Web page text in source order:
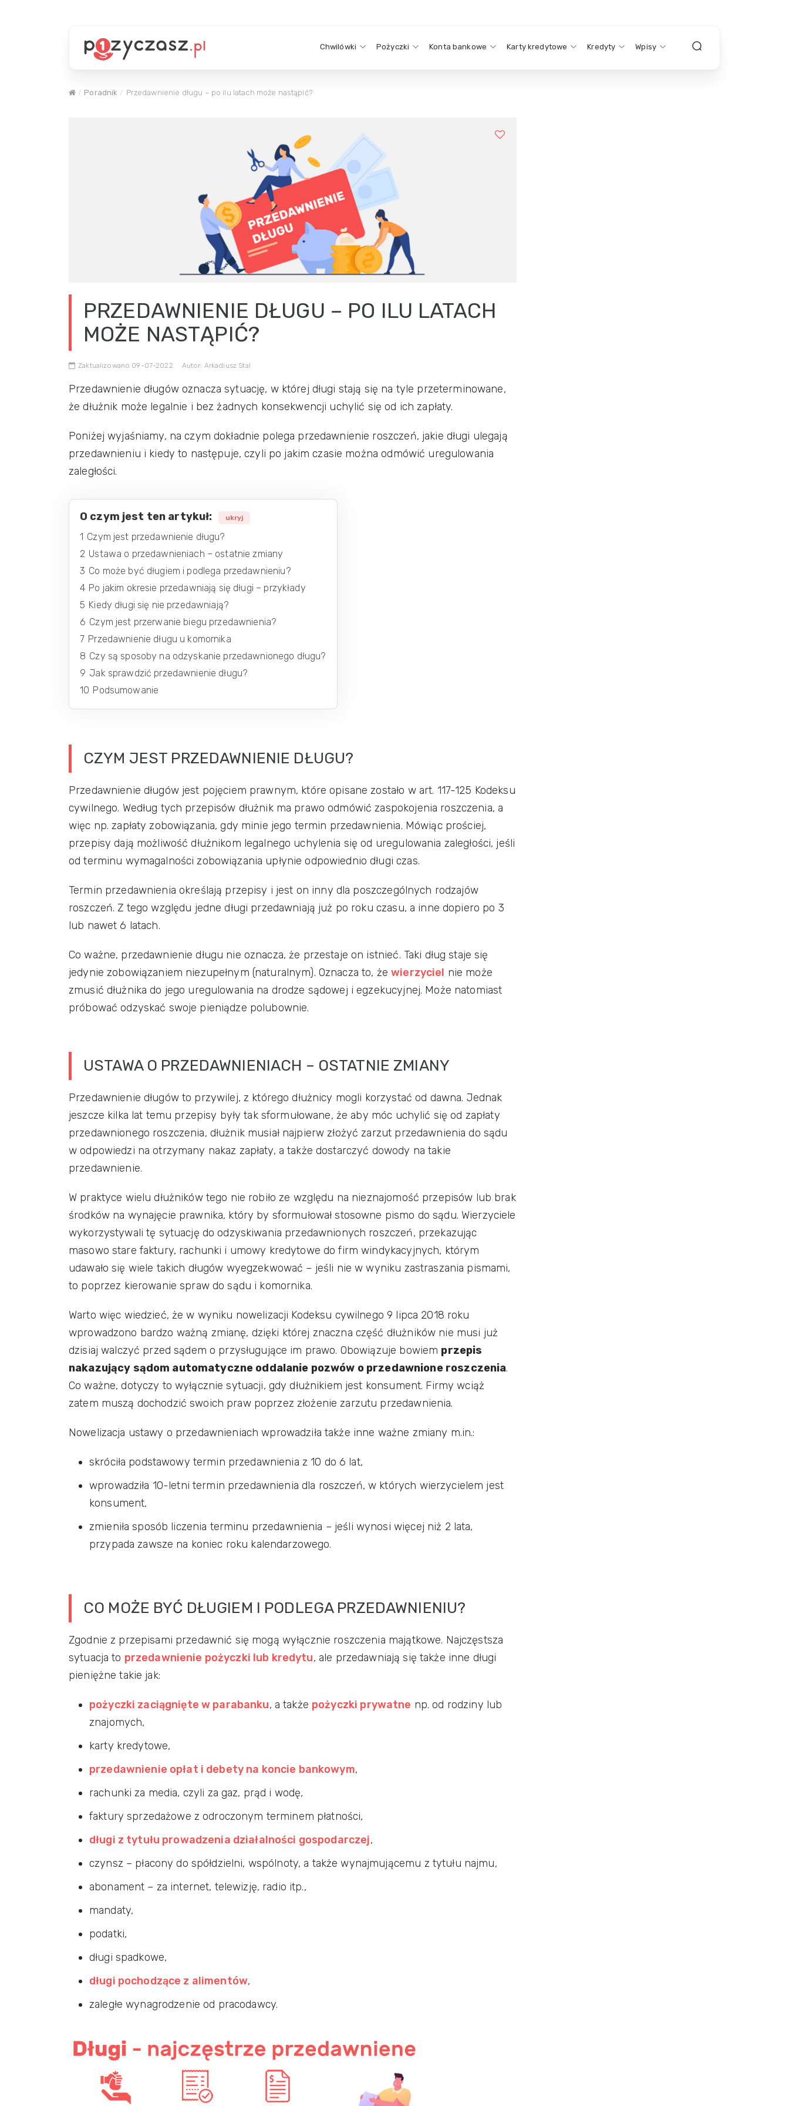
Chwilówki Pożyczki Konta bankowe Karty kredytowe Kredyty Wpisy
Poradnik Przedawnienie długu – po ilu latach może nastąpić?
PRZEDAWNIENIE DŁUGU – PO ILU LATACH
MOŻE NASTĄPIĆ?
Zaktualizowano 09-07-2022 Autor: Arkadiusz Stal
Przedawnienie długów oznacza sytuację, w której długi stają się na tyle przeterminowane,
że dłużnik może legalnie i bez żadnych konsekwencji uchylić się od ich zapłaty.
Poniżej wyjaśniamy, na czym dokładnie polega przedawnienie roszczeń, jakie długi ulegają
przedawnieniu i kiedy to następuje, czyli po jakim czasie można odmówić uregulowania
zaległości.
O czym jest ten artykuł: ukryj
1 Czym jest przedawnienie długu?
2 Ustawa o przedawnieniach – ostatnie zmiany
3 Co może być długiem i podlega przedawnieniu?
4 Po jakim okresie przedawniają się długi – przykłady
5 Kiedy długi się nie przedawniają?
6 Czym jest przerwanie biegu przedawnienia?
7 Przedawnienie długu u komornika
8 Czy są sposoby na odzyskanie przedawnionego długu?
9 Jak sprawdzić przedawnienie długu?
10 Podsumowanie
CZYM JEST PRZEDAWNIENIE DŁUGU?
Przedawnienie długów jest pojęciem prawnym, które opisane zostało w art. 117-125 Kodeksu
cywilnego. Według tych przepisów dłużnik ma prawo odmówić zaspokojenia roszczenia, a
więc np. zapłaty zobowiązania, gdy minie jego termin przedawnienia. Mówiąc prościej,
przepisy dają możliwość dłużnikom legalnego uchylenia się od uregulowania zaległości, jeśli
od terminu wymagalności zobowiązania upłynie odpowiednio długi czas.
Termin przedawnienia określają przepisy i jest on inny dla poszczególnych rodzajów
roszczeń. Z tego względu jedne długi przedawniają już po roku czasu, a inne dopiero po 3
lub nawet 6 latach.
Co ważne, przedawnienie długu nie oznacza, że przestaje on istnieć. Taki dług staje się
jedynie zobowiązaniem niezupełnym (naturalnym). Oznacza to, żewierzyciel nie może
zmusić dłużnika do jego uregulowania na drodze sądowej i egzekucyjnej. Może natomiast
próbować odzyskać swoje pieniądze polubownie.
USTAWA O PRZEDAWNIENIACH – OSTATNIE ZMIANY
Przedawnienie długów to przywilej, z którego dłużnicy mogli korzystać od dawna. Jednak
jeszcze kilka lat temu przepisy były tak sformułowane, że aby móc uchylić się od zapłaty
przedawnionego roszczenia, dłużnik musiał najpierw złożyć zarzut przedawnienia do sądu
w odpowiedzi na otrzymany nakaz zapłaty, a także dostarczyć dowody na takie
przedawnienie.
W praktyce wielu dłużników tego nie robiło ze względu na nieznajomość przepisów lub brak
środków na wynajęcie prawnika, który by sformułował stosowne pismo do sądu. Wierzyciele
wykorzystywali tę sytuację do odzyskiwania przedawnionych roszczeń, przekazując
masowo stare faktury, rachunki i umowy kredytowe do firm windykacyjnych, którym
udawało się wiele takich długów wyegzekwować – jeśli nie w wyniku zastraszania pismami,
to poprzez kierowanie spraw do sądu i komornika.
Warto więc wiedzieć, że w wyniku nowelizacji Kodeksu cywilnego 9 lipca 2018 roku
wprowadzono bardzo ważną zmianę, dzięki której znaczna część dłużników nie musi już
dzisiaj walczyć przed sądem o przysługujące im prawo. Obowiązuje bowiem przepis
nakazujący sądom automatyczne oddalanie pozwów o przedawnione roszczenia.
Co ważne, dotyczy to wyłącznie sytuacji, gdy dłużnikiem jest konsument. Firmy wciąż
zatem muszą dochodzić swoich praw poprzez złożenie zarzutu przedawnienia.
Nowelizacja ustawy o przedawnieniach wprowadziła także inne ważne zmiany m.in.:
skróciła podstawowy termin przedawnienia z 10 do 6 lat,
wprowadziła 10-letni termin przedawnienia dla roszczeń, w których wierzycielem jest
konsument,
zmieniła sposób liczenia terminu przedawnienia – jeśli wynosi więcej niż 2 lata,
przypada zawsze na koniec roku kalendarzowego.
CO MOŻE BYĆ DŁUGIEM I PODLEGA PRZEDAWNIENIU?
Zgodnie z przepisami przedawnić się mogą wyłącznie roszczenia majątkowe. Najczęstsza
sytuacja to przedawnienie pożyczki lub kredytu, ale przedawniają się także inne długi
pieniężne takie jak:
pożyczki zaciągnięte w parabanku, a także pożyczki prywatne np. od rodziny lub
znajomych,
karty kredytowe,
przedawnienie opłat i debety na koncie bankowym,
rachunki za media, czyli za gaz, prąd i wodę,
faktury sprzedażowe z odroczonym terminem płatności,
długi z tytułu prowadzenia działalności gospodarczej,
czynsz – płacony do spółdzielni, wspólnoty, a także wynajmującemu z tytułu najmu,
abonament – za internet, telewizję, radio itp.,
mandaty,
podatki,
długi spadkowe,
długi pochodzące z alimentów,
zaległe wynagrodzenie od pracodawcy.